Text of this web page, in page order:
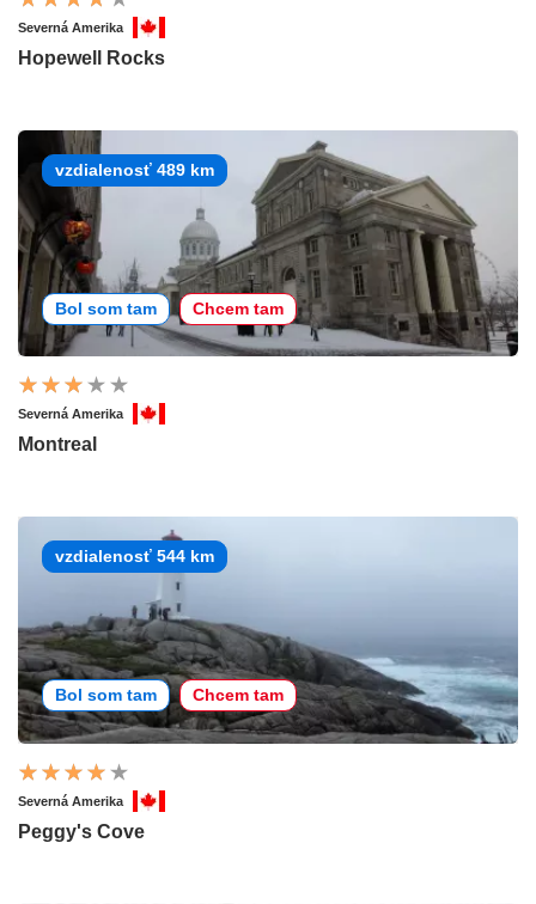
Severná Amerika
Hopewell Rocks
vzdialenosť 489 km
Bol som tam Chcem tam
Severná Amerika
Montreal
vzdialenosť 544 km
Bol som tam Chcem tam
Severná Amerika
Peggy's Cove